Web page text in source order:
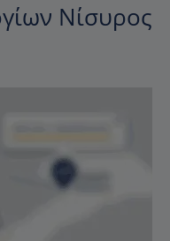
Νίσυρος